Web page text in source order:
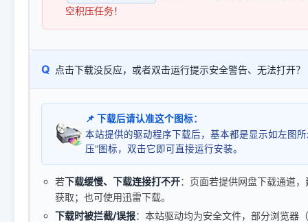
空积压任务！
Q 点击下载没反应，或者双击运行提示安全警告、无法打开？
📌 下载后请认准这个图标：
本站提供的驱动程序下载后，基本都是显示如左图
压"图标，双击它即可直接运行安装。
若下载缓慢、下载连接打不开：页面若提供网盘下载通道
获取；也可使用迅雷下载。
下载时被拦截/误报：本站驱动均为安全文件，部分浏览器